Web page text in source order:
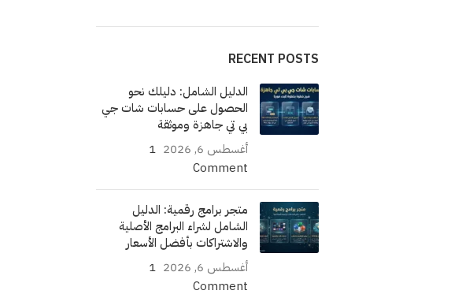
RECENT POSTS
الدليل الشامل: دليلك نحو
الحصول على حسابات شات جي
بي تي جاهزة وموثقة
أغسطس 6, 2026
1
Comment
متجر برامج رقمية: الدليل
الشامل لشراء البرامج الأصلية
والاشتراكات بأفضل الأسعار
أغسطس 6, 2026
1
Comment